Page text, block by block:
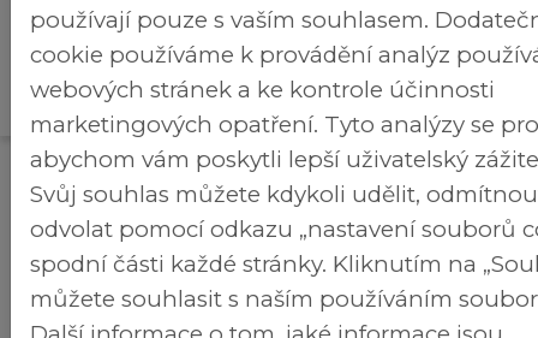
Brezineves.cz > Sportoviště >
Fotbalové
používají pouze s vaším souhlasem.
cookie používáme k provádění analýz
webových stránek a ke kontrole účinnosti
marketingových opatření. Tyto analýzy se
abychom vám poskytli lepší uživatelský
Svůj souhlas můžete kdykoli udělit,
odvolat pomocí odkazu „nastavení souborů
spodní části každé stránky. Kliknutím na
můžete souhlasit s naším používáním